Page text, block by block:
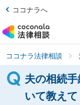
ココナラへ
ココナラ法律相談
夫の相続
いて教え